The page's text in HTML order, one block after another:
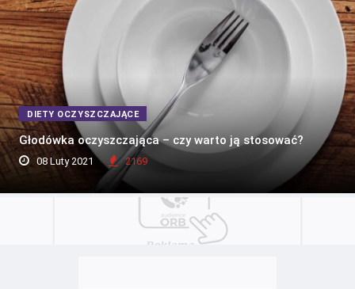
DIETY OCZYSZCZAJĄCE
Głodówka oczyszczająca – czy warto ją stosować?
08 Luty 2021 2169